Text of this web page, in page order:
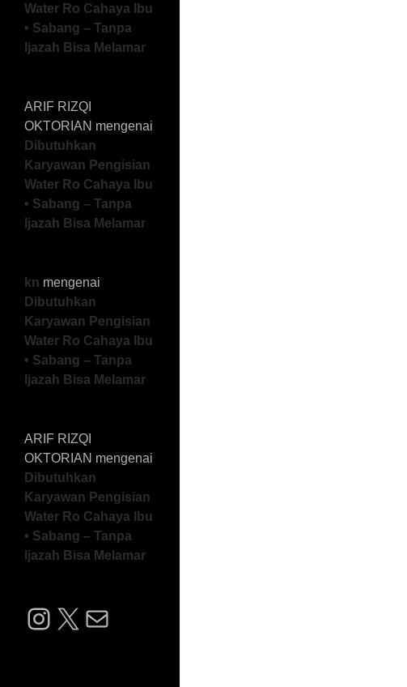
Water Ro Cahaya Ibu
• Sabang – Tanpa
Ijazah Bisa Melamar
ARIF RIZQI
OKTORIAN mengenai
Dibutuhkan
Karyawan Pengisian
Water Ro Cahaya Ibu
• Sabang – Tanpa
Ijazah Bisa Melamar
kn mengenai
Dibutuhkan
Karyawan Pengisian
Water Ro Cahaya Ibu
• Sabang – Tanpa
Ijazah Bisa Melamar
ARIF RIZQI
OKTORIAN mengenai
Dibutuhkan
Karyawan Pengisian
Water Ro Cahaya Ibu
• Sabang – Tanpa
Ijazah Bisa Melamar
Instagram
X Mail